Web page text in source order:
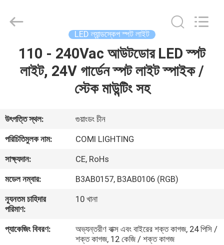
আমাদের
সম্পর্কে
কারখানা
ভ্রমণ
নিয়ন্ত্রণ
LIGHTING
LIMITED.
LED ল্যান্ডস্কেপ স্পট লাইট
110 - 240Vac আউটডোর LED স্পট
লাইট, 24V গার্ডেন স্পট লাইট স্পাইক /
স্টেক মাউন্টিং সহ
উৎপত্তি স্থল:
গুয়াংডং চীন
পরিচিতিমুলক নাম:
COMI LIGHTING
সাক্ষ্যদান:
CE, RoHs
মডেল নম্বার:
B3AB0157, B3AB0106 (RGB)
ন্যূনতম চাহিদার
পরিমাণ:
10 খানা
প্যাকেজিং বিবরণ:
অভ্যন্তরীণ বাক্স এবং বাইরের শক্ত কাগজ, 24 পিসি /
শক্ত কাগজ, 12 কেজি / শক্ত কাগজ